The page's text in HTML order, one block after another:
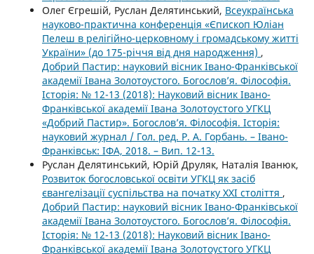
Олег Єгрешій, Руслан Делятинський, Всеукраїнська
науково-практична конференція «Єпископ Юліан
Пелеш в релігійно-церковному і громадському житті
України» (до 175-річчя від дня народження) ,
Добрий Пастир: науковий вісник Івано-Франківської
академії Івана Золотоустого. Богослов’я. Філософія.
Історія: № 12-13 (2018): Науковий вісник Івано-
Франківської академії Івана Золотоустого УГКЦ
«Добрий Пастир». Богослов’я. Філософія. Історія:
науковий журнал / Гол. ред. Р. А. Горбань. – Івано-
Франківськ: ІФА, 2018. – Вип. 12-13.
Руслан Делятинський, Юрій Друляк, Наталія Іванюк,
Розвиток богословської освіти УГКЦ як засіб
євангелізації суспільства на початку ХХІ століття ,
Добрий Пастир: науковий вісник Івано-Франківської
академії Івана Золотоустого. Богослов’я. Філософія.
Історія: № 12-13 (2018): Науковий вісник Івано-
Франківської академії Івана Золотоустого УГКЦ